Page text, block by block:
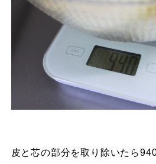
皮と芯の部分を取り除いたら